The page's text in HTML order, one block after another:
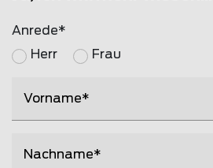
Anrede
Herr
Frau
Vorname
Nachname